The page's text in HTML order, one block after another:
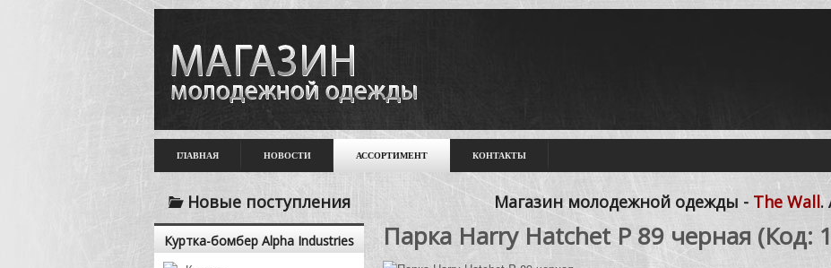
ГЛАВНАЯ НОВОСТИ АССОРТИМЕНТ КОНТАКТЫ
Новые поступления
Куртка-бомбер Alpha Industries
MA-1 D-Tec navy
Магазин молодежной одежды - The Wall.
Парка Harry Hatchet P 89 черная (Код: